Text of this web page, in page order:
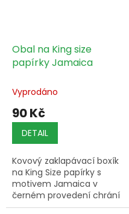
Obal na King size
papírky Jamaica
Vyprodáno
90 Kč
DETAIL
Kovový zaklapávací boxík
na King Size papírky s
motivem Jamaica v
černém provedení chrání
papírky před zmuchláním a